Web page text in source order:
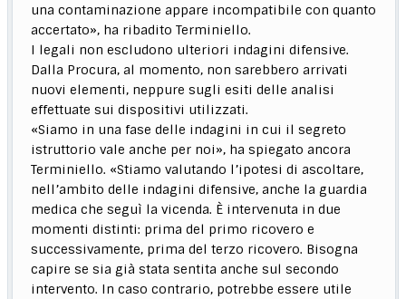
una contaminazione appare incompatibile con quanto
accertato», ha ribadito Terminiello.
I legali non escludono ulteriori indagini difensive.
Dalla Procura, al momento, non sarebbero arrivati
nuovi elementi, neppure sugli esiti delle analisi
effettuate sui dispositivi utilizzati.
«Siamo in una fase delle indagini in cui il segreto
istruttorio vale anche per noi», ha spiegato ancora
Terminiello. «Stiamo valutando l’ipotesi di ascoltare,
nell’ambito delle indagini difensive, anche la guardia
medica che seguì la vicenda. È intervenuta in due
momenti distinti: prima del primo ricovero e
successivamente, prima del terzo ricovero. Bisogna
capire se sia già stata sentita anche sul secondo
intervento. In caso contrario, potrebbe essere utile